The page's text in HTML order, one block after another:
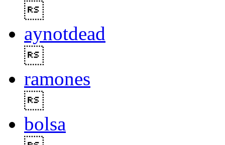
aynotdead
ramones
bolsa